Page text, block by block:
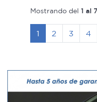
Mostrando del 1 al
1 2 3 4